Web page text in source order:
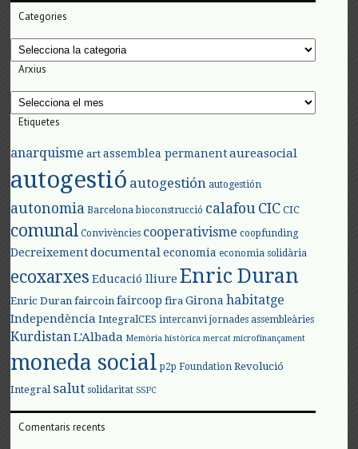
Categories
Categories
Arxius
Arxius
Etiquetes
anarquisme art assemblea permanent aureasocial
autogestió autogestión autogestión
autonomia Barcelona bioconstrucció calafouCIC CIC
comunal Convivències cooperativisme coopfunding
Decreixement documental economia economia solidària
ecoxarxes Educació lliure Enric Duran
Enric Duran faircoin faircoop fira Girona habitatge
Independència IntegralCES intercanvi jornades assembleàries
KurdistanL'Albada Memòria històrica mercat microfinançament
moneda social p2p Foundation Revolució
Integral salut solidaritat SSPC
Comentaris recents